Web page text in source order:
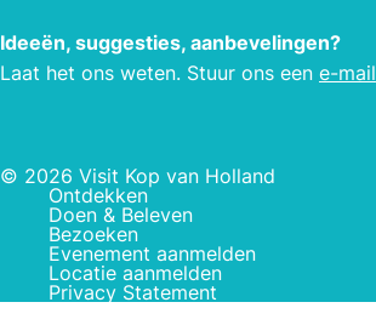
Ideeën, suggesties, aanbevelingen?
Laat het ons weten. Stuur ons een e-mail
© 2026 Visit Kop van Holland
Ontdekken
Doen & Beleven
Bezoeken
Evenement aanmelden
Locatie aanmelden
Privacy Statement